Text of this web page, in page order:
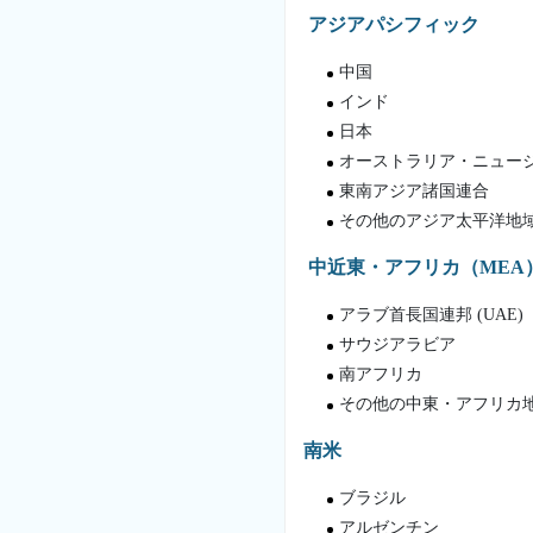
アジアパシフィック
中国
インド
日本
オーストラリア・ニュー
東南アジア諸国連合
その他のアジア太平洋地
中近東・アフリカ（MEA）
アラブ首長国連邦 (UAE)
サウジアラビア
南アフリカ
その他の中東・アフリカ
南米
ブラジル
アルゼンチン